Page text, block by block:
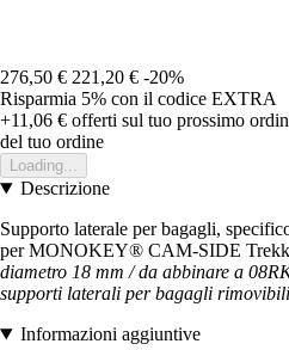
276,50 € 221,20 € -20%
Risparmia 5% con il codice EXTRA
+11,06 € offerti sul tuo prossimo
del tuo ordine
Loading...
Descrizione
Supporto laterale per bagagli,
per MONOKEY® CAM-SIDE
diametro 18 mm / da abbinare a
supporti laterali per bagagli rimovibili
Informazioni aggiuntive